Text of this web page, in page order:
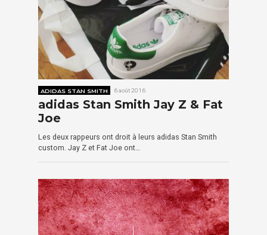
ADIDAS STAN SMITH 6 août 2016
adidas Stan Smith Jay Z & Fat
Joe
Les deux rappeurs ont droit à leurs adidas Stan Smith
custom. Jay Z et Fat Joe ont…